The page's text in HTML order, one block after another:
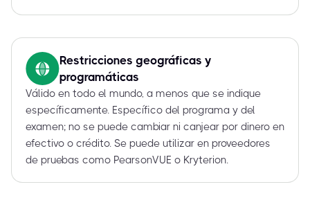
Restricciones geográficas y
programáticas
Válido en todo el mundo, a menos que se indique
específicamente. Específico del programa y del
examen; no se puede cambiar ni canjear por dinero en
efectivo o crédito. Se puede utilizar en proveedores
de pruebas como PearsonVUE o Kryterion.